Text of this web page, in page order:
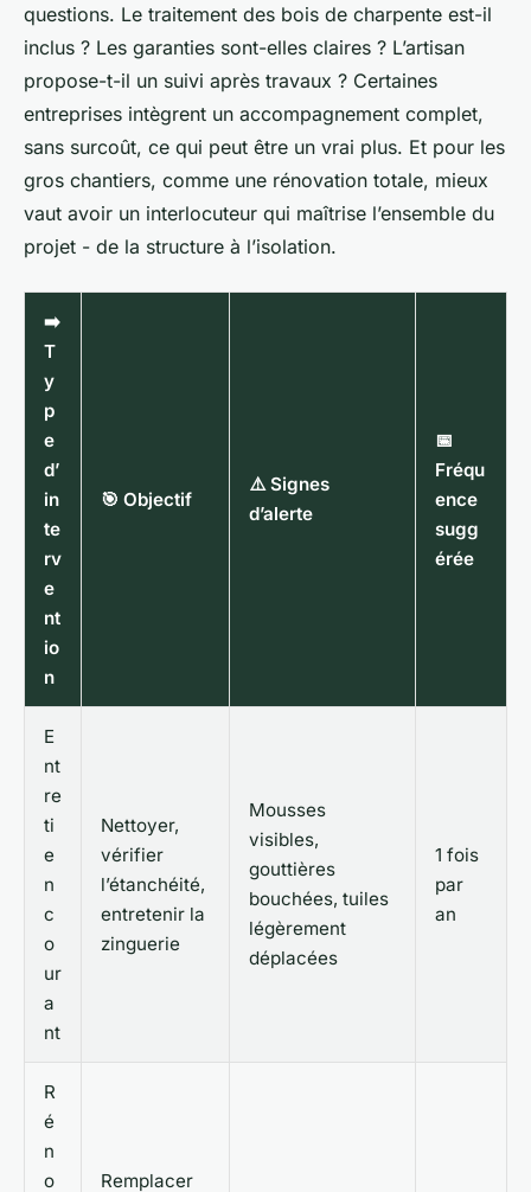
questions. Le traitement des bois de charpente est-il
inclus ? Les garanties sont-elles claires ? L’artisan
propose-t-il un suivi après travaux ? Certaines
entreprises intègrent un accompagnement complet,
sans surcoût, ce qui peut être un vrai plus. Et pour les
gros chantiers, comme une rénovation totale, mieux
vaut avoir un interlocuteur qui maîtrise l’ensemble du
projet - de la structure à l’isolation.
➡️
T
y
p
e
d’
in
te
rv
e
nt
io
n
🎯 Objectif
⚠️ Signes
d’alerte
📅
Fréqu
ence
sugg
érée
E
nt
re
ti
e
n
c
o
ur
a
nt
Nettoyer,
vérifier
l’étanchéité,
entretenir la
zinguerie
Mousses
visibles,
gouttières
bouchées, tuiles
légèrement
déplacées
1 fois
par
an
R
é
n
o
Remplacer